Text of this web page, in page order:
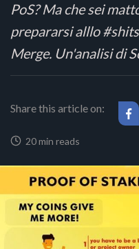
PoS? Ma che sei
prepararsi alllo
Merge. Un'analisi di
Share this article on:
20 min reads